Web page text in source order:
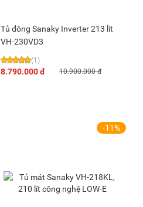
Tủ đông Sanaky Inverter 213 lít
VH-230VD3
(1)
8.790.000 đ 10.900.000 đ
-11%